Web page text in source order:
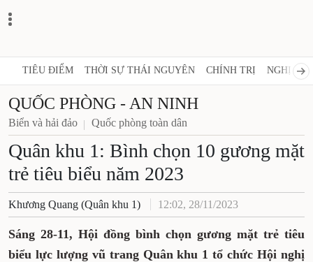
TIÊU ĐIỂM THỜI SỰ THÁI NGUYÊN CHÍNH TRỊ NGHỊ
QUỐC PHÒNG - AN NINH
Biển và hải đảo Quốc phòng toàn dân
Quân khu 1: Bình chọn 10 gương mặt
trẻ tiêu biểu năm 2023
Khương Quang (Quân khu 1) 12:02, 28/11/2023
Sáng 28-11, Hội đồng bình chọn gương mặt trẻ tiêu
biểu lực lượng vũ trang Quân khu 1 tổ chức Hội nghị